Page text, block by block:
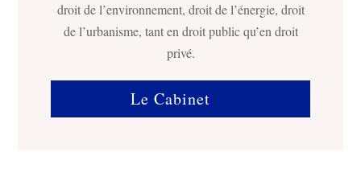
droit de l’environnement, droit de l’énergie, droit
de l’urbanisme, tant en droit public qu’en droit
privé.
Le Cabinet